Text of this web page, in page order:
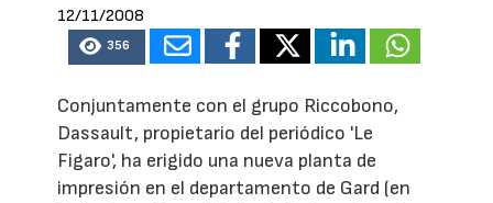
12/11/2008
356
Conjuntamente con el grupo Riccobono,
Dassault, propietario del periódico 'Le
Figaro', ha erigido una nueva planta de
impresión en el departamento de Gard (en